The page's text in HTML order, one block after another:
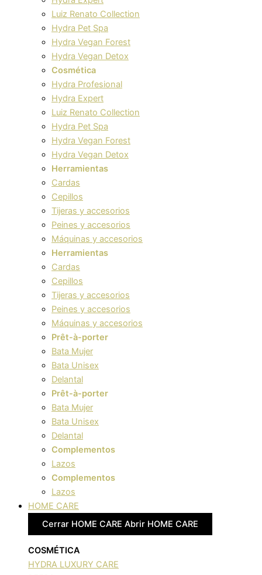
Luiz Renato Collection
Hydra Pet Spa
Hydra Vegan Forest
Hydra Vegan Detox
Cosmética
Hydra Profesional
Hydra Expert
Luiz Renato Collection
Hydra Pet Spa
Hydra Vegan Forest
Hydra Vegan Detox
Herramientas
Cardas
Cepillos
Tijeras y accesorios
Peines y accesorios
Máquinas y accesorios
Herramientas
Cardas
Cepillos
Tijeras y accesorios
Peines y accesorios
Máquinas y accesorios
Prêt-à-porter
Bata Mujer
Bata Unisex
Delantal
Prêt-à-porter
Bata Mujer
Bata Unisex
Delantal
Complementos
Lazos
Complementos
Lazos
HOME CARE
Cerrar HOME CARE Abrir HOME CARE
COSMÉTICA
HYDRA LUXURY CARE